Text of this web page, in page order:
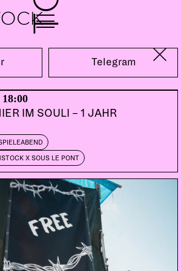
Telegram
18:00
IM SOULI – 1 JAHR
X SOUS LE PONT